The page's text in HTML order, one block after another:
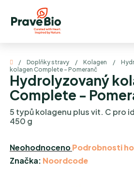
obsah
Domů
/ Doplňky stravy / Kolagen /
kolagen Complete - Pomeranč
Hydrolyzovaný
Complete -
5 typů kolagenu plus vit. C pro
450 g
Průměrné
hodnocení
NeohodnocenoPodrobnosti
Značka: Noordcode